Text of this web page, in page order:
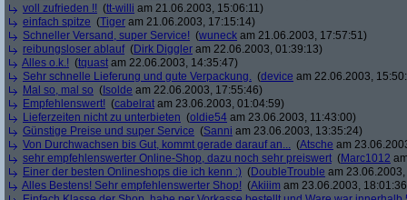
voll zufrieden !! (tt-willi am 21.06.2003, 15:06:11)
einfach spitze (Tiger am 21.06.2003, 17:15:14)
Schneller Versand, super Service! (wuneck am 21.06.2003, 17:57:51)
reibungsloser ablauf(Dirk Diggler am 22.06.2003, 01:39:13)
Alles o.k.! (tquast am 22.06.2003, 14:35:47)
Sehr schnelle Lieferung und gute Verpackung. (device am 22.06.2003,
Mal so, mal so ( Isolde am 22.06.2003, 17:55:46)
Empfehlenswert! (cabelrat am 23.06.2003, 01:04:59)
Lieferzeiten nicht zu unterbieten (oldie54 am 23.06.2003, 11:43:00)
Günstige Preise und super Service (Sanni am 23.06.2003, 13:35:24)
Von Durchwachsen bis Gut, kommt gerade darauf an... (Atsche am
sehr empfehlenswerter Online-Shop, dazu noch sehr preiswert (Marc1012
Einer der besten Onlineshops die ich kenn :) (DoubleTrouble am
Alles Bestens! Sehr empfehlenswerter Shop! (Akiiim am 23.06.2003,